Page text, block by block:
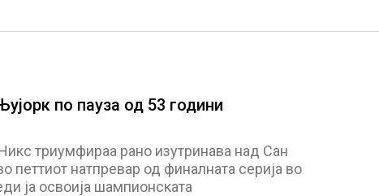
по пауза од 53 години
триумфираа рано изутринава над Сан
петтиот натпревар од финалната серија во
ја освоија шампионската